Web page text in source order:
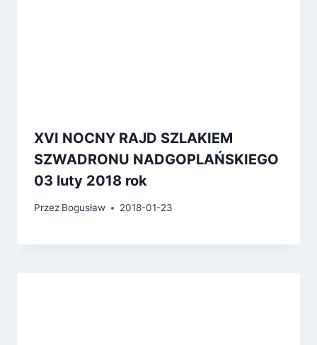
XVI NOCNY RAJD SZLAKIEM
SZWADRONU NADGOPLAŃSKIEGO
03 luty 2018 rok
Przez Bogusław 2018-01-23